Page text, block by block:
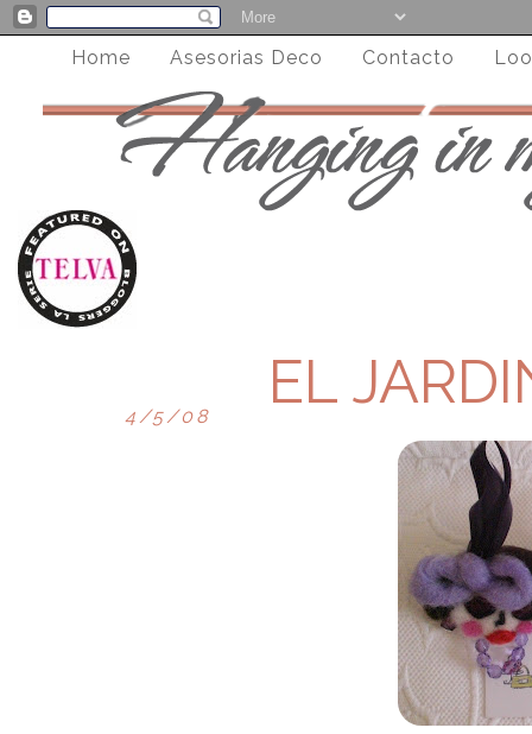
Home Asesorias Deco Contacto
4/5/08 EL